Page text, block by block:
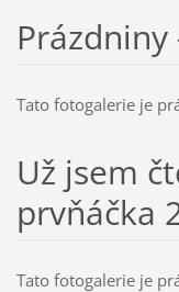
Prázdniny
Tato fotogalerie je
Už jsem
prvňáčka
Tato fotogalerie je